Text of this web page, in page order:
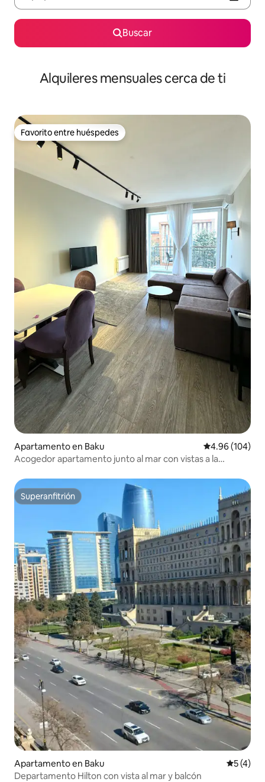
Buscar
Alquileres mensuales cerca de ti
Favorito entre huéspedes
Favorito entre huéspedes
Apartamento en Baku Calificación
4.96 (104)
Acogedor apartamento junto al mar con vistas a la
Superanfitrión
Superanfitrión
Apartamento en Baku
5 (4)
Departamento Hilton con vista al mar y balcón